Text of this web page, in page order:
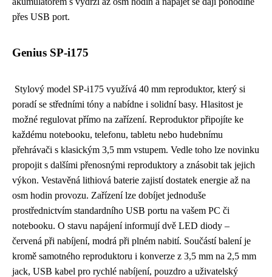
přes USB port.
Genius SP-i175
Stylový model SP-i175 využívá 40 mm reproduktor, který si
poradí se středními tóny a nabídne i solidní basy. Hlasitost je
možné regulovat přímo na zařízení. Reproduktor připojíte ke
každému notebooku, telefonu, tabletu nebo hudebnímu
přehrávači s klasickým 3,5 mm vstupem. Vedle toho lze novinku
propojit s dalšími přenosnými reproduktory a znásobit tak jejich
výkon. Vestavěná lithiová baterie zajistí dostatek energie až na
osm hodin provozu. Zařízení lze dobíjet jednoduše
prostřednictvím standardního USB portu na vašem PC či
notebooku. O stavu napájení informují dvě LED diody –
červená při nabíjení, modrá při plném nabití. Součástí balení je
kromě samotného reproduktoru i konverze z 3,5 mm na 2,5 mm
jack, USB kabel pro rychlé nabíjení, pouzdro a uživatelský